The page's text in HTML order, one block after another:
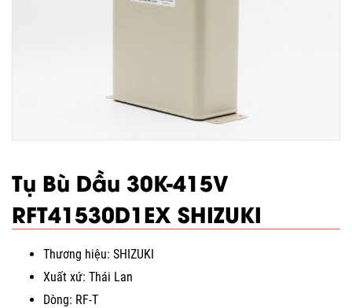
Tụ Bù Dầu 30K-415V
RFT41530D1EX SHIZUKI
Thương hiệu: SHIZUKI
Xuất xứ: Thái Lan
Dòng: RF-T